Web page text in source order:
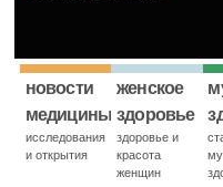
новости
медицины
исследования
и открытия
женское
здоровье
здоровье и
красота
женщин